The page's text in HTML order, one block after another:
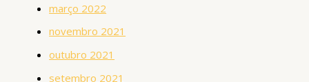
março 2022
novembro 2021
outubro 2021
setembro 2021